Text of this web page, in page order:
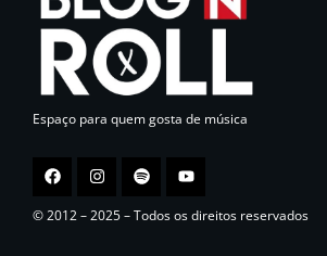
Espaço para quem gosta de música
© 2012 – 2025 – Todos os direitos reservados